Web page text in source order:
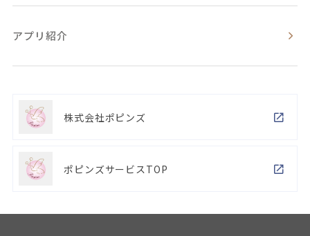
アプリ紹介
株式会社ポピンズ
ポピンズサービスTOP